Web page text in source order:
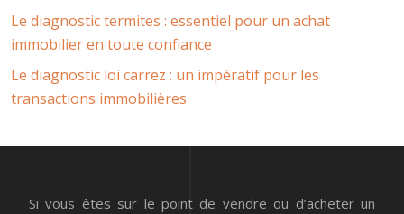
Le diagnostic termites : essentiel pour un achat
immobilier en toute confiance
Le diagnostic loi carrez : un impératif pour les
transactions immobilières
Si vous êtes sur le point de vendre ou d’acheter un